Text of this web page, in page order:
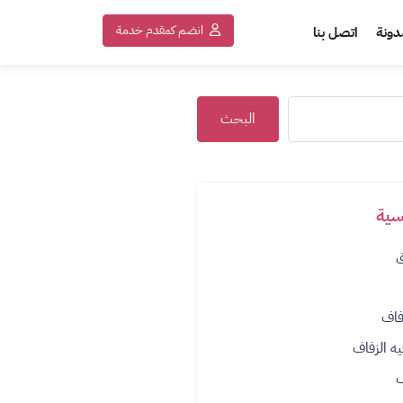
اتصل بنا انضم كمقدم خدمة
البحث
الزفاف